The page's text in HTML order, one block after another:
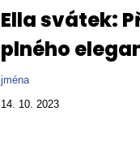
Ella svátek:
plného
jména
14. 10. 2023